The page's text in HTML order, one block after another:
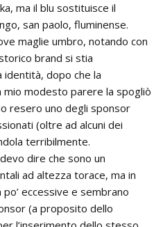
ma il blu sostituisce il
san paolo, fluminense.
maglie umbro, notando con
brand si stia
dopo che la
mio modesto parere la spogliò
resero uno degli sponsor
(oltre ad alcuni dei
terribilmente.
dire che sono un
ad altezza torace, ma in
eccessive e sembrano
(a proposito dello